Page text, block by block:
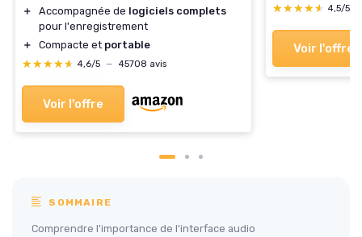
＋
Accompagnée de logiciels complets
pour l'enregistrement
＋
Compacte et portable
★★★★★
★★★★★ 4,6/5 — 45708 avis
Voir l'offre
★★★★★
★★★★★ 4,5/5
Voir l'offre
SOMMAIRE
Comprendre l'importance de l'interface audio